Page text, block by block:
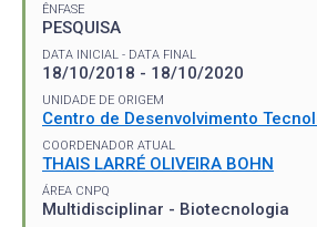
ÊNFASE
PESQUISA
DATA INICIAL - DATA FINAL
18/10/2018 - 18/10/2020
UNIDADE DE ORIGEM
Centro de Desenvolvimento
COORDENADOR ATUAL
THAIS LARRÉ OLIVEIRA BOHN
ÁREA CNPQ
Multidisciplinar - Biotecnologia